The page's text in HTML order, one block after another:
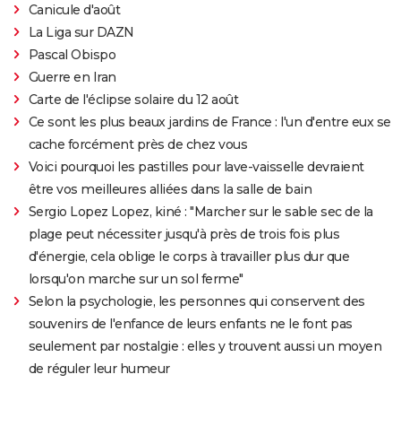
Canicule d'août
La Liga sur DAZN
Pascal Obispo
Guerre en Iran
Carte de l'éclipse solaire du 12 août
Ce sont les plus beaux jardins de France : l'un d'entre eux se
cache forcément près de chez vous
Voici pourquoi les pastilles pour lave-vaisselle devraient
être vos meilleures alliées dans la salle de bain
Sergio Lopez Lopez, kiné : "Marcher sur le sable sec de la
plage peut nécessiter jusqu'à près de trois fois plus
d'énergie, cela oblige le corps à travailler plus dur que
lorsqu'on marche sur un sol ferme"
Selon la psychologie, les personnes qui conservent des
souvenirs de l'enfance de leurs enfants ne le font pas
seulement par nostalgie : elles y trouvent aussi un moyen
de réguler leur humeur